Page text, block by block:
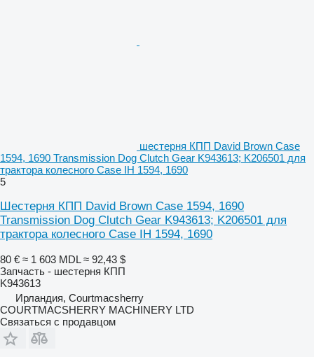
шестерня КПП David Brown Case
1594, 1690 Transmission Dog Clutch Gear K943613; K206501 для
трактора колесного Case IH 1594, 1690
5
Шестерня КПП David Brown Case 1594, 1690
Transmission Dog Clutch Gear K943613; K206501 для
трактора колесного Case IH 1594, 1690
80 € ≈ 1 603 MDL ≈ 92,43 $
Запчасть - шестерня КПП
K943613
Ирландия, Courtmacsherry
COURTMACSHERRY MACHINERY LTD
Связаться с продавцом